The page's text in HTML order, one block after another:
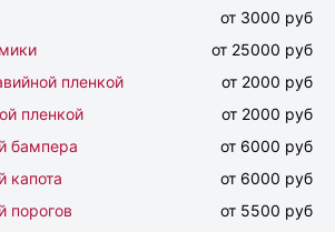
от 3000 руб
от 25000 руб
пленкой
от 2000 руб
пленкой
от 2000 руб
бампера
от 6000 руб
капота
от 6000 руб
порогов
от 5500 руб